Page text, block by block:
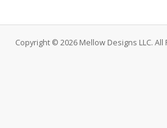
Copyright © 2026 Mellow Designs LLC. All